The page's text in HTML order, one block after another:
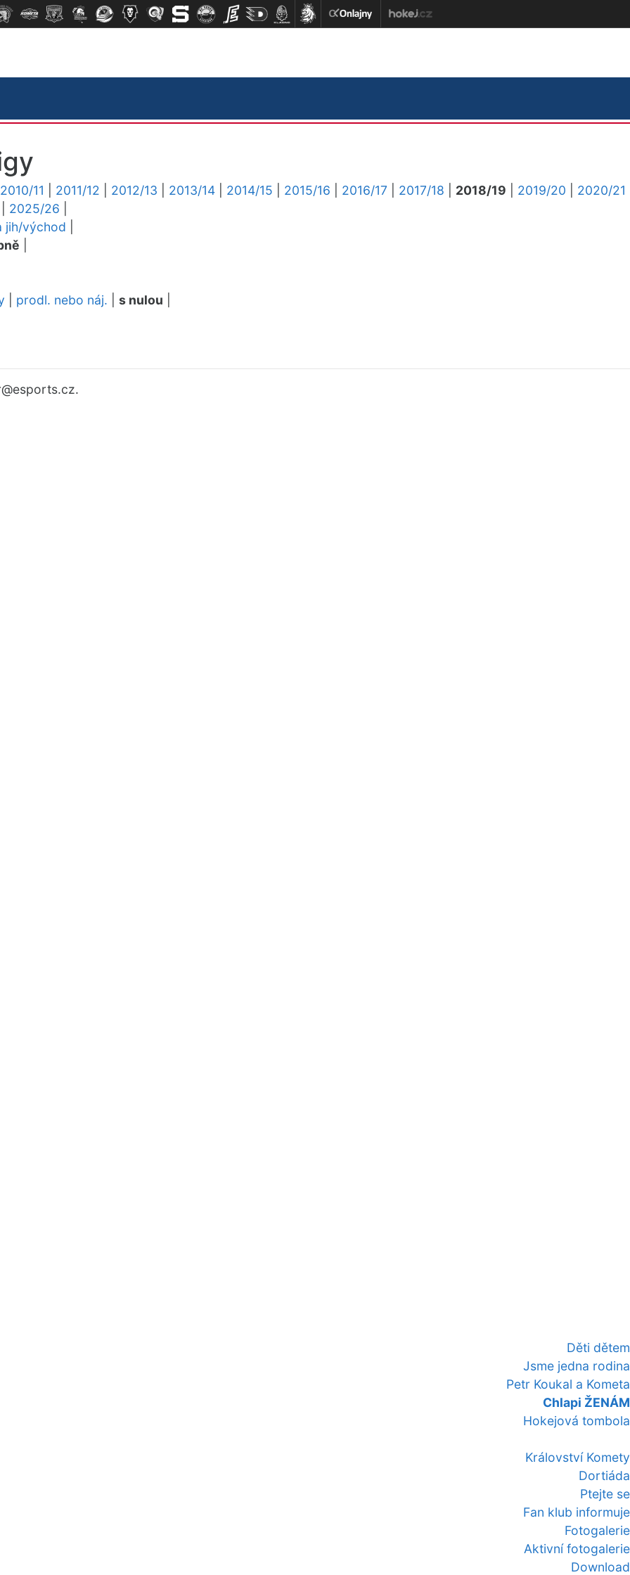
Děti dětem
Jsme jedna rodina
Petr Koukal a Kometa
Chlapi ŽENÁM
Hokejová tombola
Království Komety
Dortiáda
Ptejte se
Fan klub informuje
Fotogalerie
Aktivní fotogalerie
Download
2010/11 2011/12 2012/13 2013/14 2014/15 2015/16 2016/17 2017/18 2018/19 2019/20
2020/21
2025/26
jih/východ
prodl. nebo náj. s nulou
@esports.cz.